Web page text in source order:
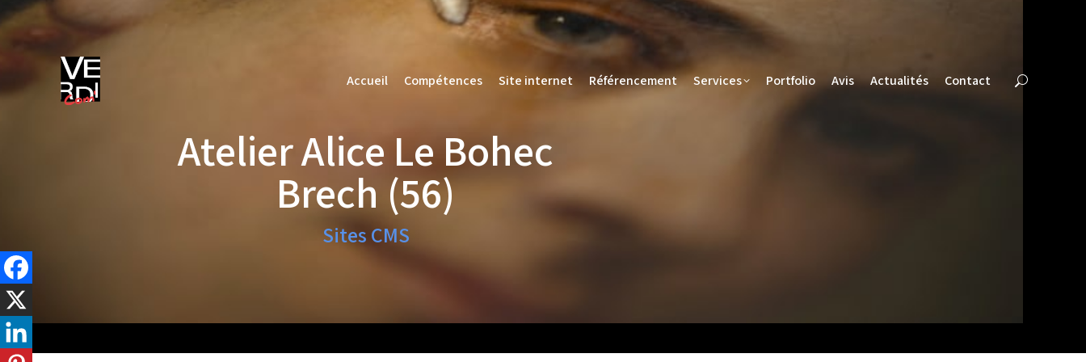
Accueil Compétences Site internet Référencement Services Portfolio Avis Actualités Contact
Atelier Alice Le Bohec
Brech (56)
Sites CMS
Compétences Site internet Référencement